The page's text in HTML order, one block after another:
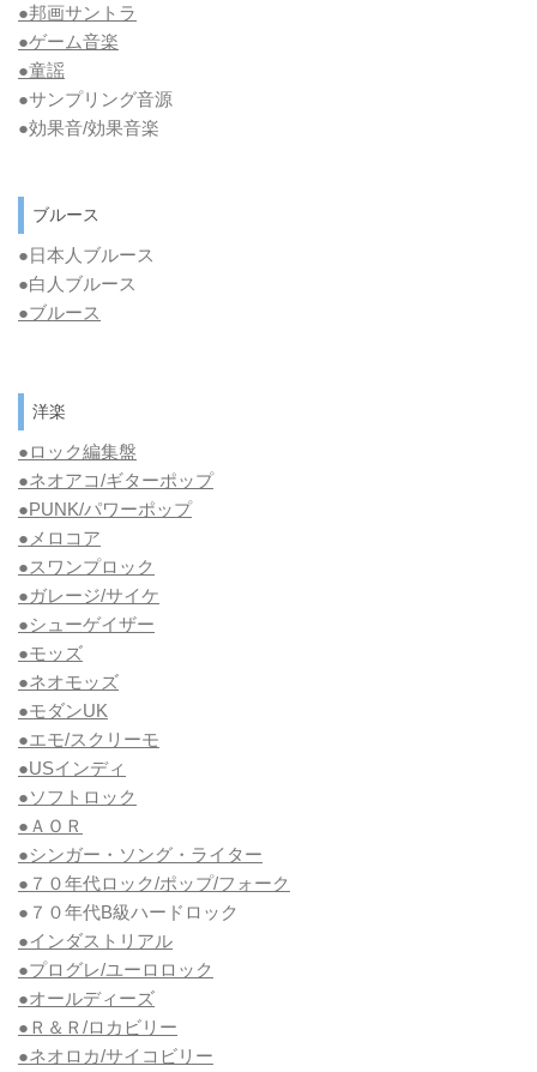
●邦画サントラ
●ゲーム音楽
●童謡
●サンプリング音源
●効果音/効果音楽
ブルース
●日本人ブルース
●白人ブルース
●ブルース
洋楽
●ロック編集盤
●ネオアコ/ギターポップ
●PUNK/パワーポップ
●メロコア
●スワンプロック
●ガレージ/サイケ
●シューゲイザー
●モッズ
●ネオモッズ
●モダンUK
●エモ/スクリーモ
●USインディ
●ソフトロック
●ＡＯＲ
●シンガー・ソング・ライター
●７０年代ロック/ポップ/フォーク
●７０年代B級ハードロック
●インダストリアル
●プログレ/ユーロロック
●オールディーズ
●Ｒ＆Ｒ/ロカビリー
●ネオロカ/サイコビリー